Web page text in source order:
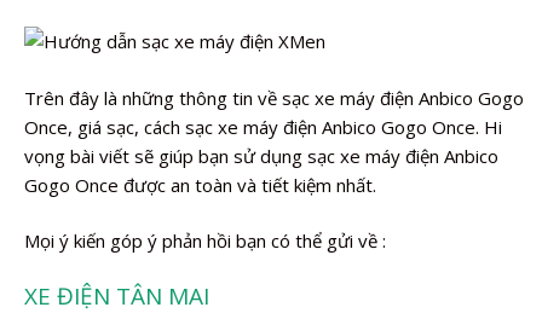
Trên đây là những thông tin về sạc xe máy điện Anbico Gogo
Once, giá sạc, cách sạc xe máy điện Anbico Gogo Once. Hi
vọng bài viết sẽ giúp bạn sử dụng sạc xe máy điện Anbico
Gogo Once được an toàn và tiết kiệm nhất.
Mọi ý kiến góp ý phản hồi bạn có thể gửi về :
XE ĐIỆN TÂN MAI